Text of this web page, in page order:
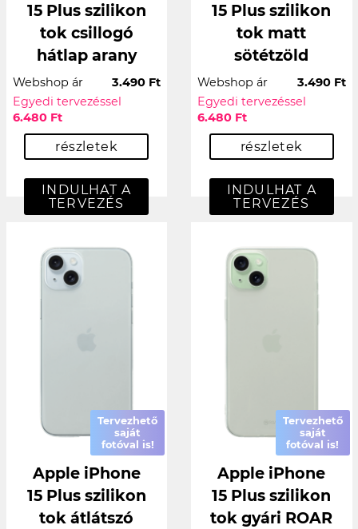
15 Plus szilikon
tok csillogó
hátlap arany
Webshop ár
3.490 Ft
Egyedi tervezéssel
6.480 Ft
részletek
INDULHAT A
TERVEZÉS
15 Plus szilikon
tok matt
sötétzöld
Webshop ár
3.490 Ft
Egyedi tervezéssel
6.480 Ft
részletek
INDULHAT A
TERVEZÉS
Tervezhető
saját
fotóval is!
Apple iPhone
15 Plus szilikon
tok átlátszó
Tervezhető
saját
fotóval is!
Apple iPhone
15 Plus szilikon
tok gyári ROAR